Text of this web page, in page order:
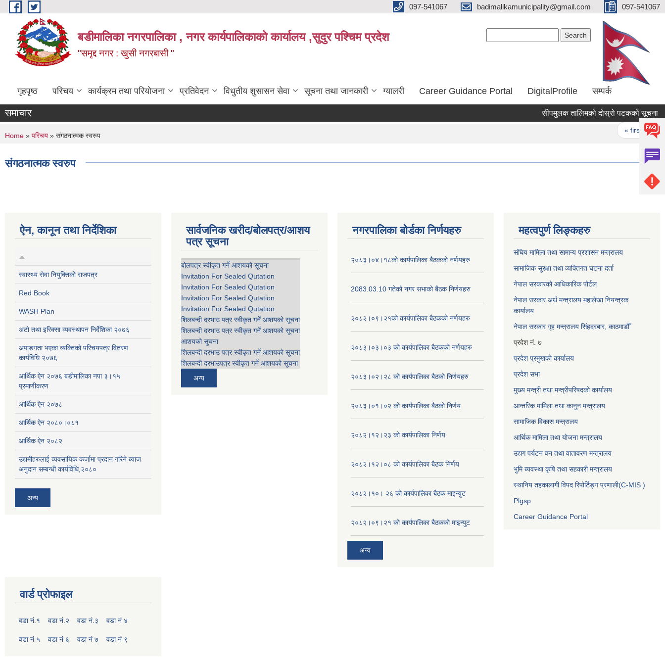
Skip to main content 097-541067 badimalikamunicipality@gmail.com 097-541067
बडीमालिका नगरपालिका , नगर कार्यपालिकाको कार्यालय ,सुदुर पश्चिम प्रदेश
"समृद्द नगर : खुसी नगरबासी "
गृहपृष्ठ परिचय कार्यक्रम तथा परियोजना प्रतिवेदन विधुतीय शुसासन सेवा सूचना तथा जानकारी ग्यालरी Career Guidance Portal DigitalProfile सम्पर्क
समाचार सीपमुलक तालिमको दोस्रो पटकको सूचना
« first ‹
You are here
Home » परिचय » संगठनात्मक स्वरुप
संगठनात्मक स्वरुप
ऐन, कानून तथा निर्देशिका
स्वास्थ्य सेवा नियुक्तिको राजपत्र
Red Book
WASH Plan
अटो तथा इरिक्सा व्यवस्थापन निर्देशिका २०७६
अपाङगता भएका व्यक्तिको परिचयपत्र वितरण
कार्यविधि २०७६
आर्थिक ऐन २०७६ बडीमालिका नपा ३।१५
प्रमाणीकरण
आर्थिक ऐन २०७८
आर्थिक ऐन २०८०।०८१
आर्थिक ऐन २०८२
उद्यमीहरुलाई व्यवसायिक कर्जामा प्रदान गरिने ब्याज
अनुदान सम्बन्धी कार्यविधि,२०८०
अन्य
सार्वजनिक खरीद/बोलपत्र/आशय
पत्र सूचना
बोलपत्र स्वीकृत गर्ने आशयको सूचना
Invitation For Sealed Qutation
Invitation For Sealed Qutation
Invitation For Sealed Qutation
Invitation For Sealed Qutation
शिलबन्दी दरभाउ पत्र स्वीकृत गर्ने आशयको सूचना
शिलबन्दी दरभाउ पत्र स्वीकृत गर्ने आशयको सूचना
आशयको सुचना
शिलबन्दी दरभाउ पत्र स्वीकृत गर्ने आशयको सूचना
शिलबन्दी दरभाउपत्र स्वीकृत गर्ने आशयको सूचना
अन्य
नगरपालिका बोर्डका निर्णयहरु
२०८३।०४।१८को कार्यपालिका बैठकको नर्णयहरु
2083.03.10 गतेको नगर सभाको बैठक निर्णयहरु
२०८२।०९।२१को कार्यपालिका बैठकको नर्णयहरु
२०८३।०३।०३ को कार्यपालिका बैठकको नर्णयहरु
२०८३।०२।२८ को कार्यपालिका बैठको निर्णयहरु
२०८३।०१।०२ को कार्यपालिका बैठको निर्णय
२०८२।१२।२३ को कार्यपालिका निर्णय
२०८२।१२।०८ को कार्यपालिका बैठक निर्णय
२०८२।१०। २६ को कार्यपालिका बैठक माइन्युट
२०८२।०९।२१ को कार्यपालिका बैठकको माइन्युट
अन्य
महत्वपुर्ण लिङ्कहरु
संघिय मामिला तथा सामान्य प्रशासन मन्त्रालय
सामाजिक सुरक्षा तथा व्यक्तिगत घटना दर्ता
नेपाल सरकारको आधिकारिक पोर्टल
नेपाल सरकार अर्थ मन्त्रालय महालेखा नियन्त्रक
कार्यालय
नेपाल सरकार गृह मन्त्रालय सिंहदरबार, काठमाडौँ
प्रदेश नं. ७
प्रदेश प्रमुखको कार्यालय
प्रदेश सभा
मुख्य मन्त्री तथा मन्त्रीपरिषदको कार्यालय
आन्तरिक मामिला तथा कानुन मन्त्रालय
सामाजिक विकास मन्त्रालय
आर्थिक मामिला तथा योजना मन्त्रालय
उद्यग पर्यटन वन तथा वातावरण मन्त्रालय
भुमि ब्यवस्था कृषि तथा सहकारी मन्त्रालय
स्थानिय तहकालागी विपद रिपोर्टिङ्ग प्रणाली(C-MIS )
Plgsp
Career Guidance Portal
वार्ड प्रोफाइल
वडा नं.१ वडा नं.२ वडा नं.३ वडा नं ४
वडा नं ५ वडा नं ६ वडा नं ७ वडा नं ९